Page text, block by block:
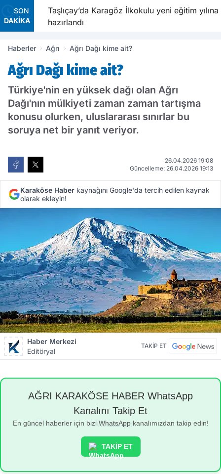
SON
DAKİKA
Taşlıçay’da Karagöz İlkokulu yeni eğitim yılına
hazırlandı
Haberler Ağrı Ağrı Dağı kime ait?
Ağrı Dağı kime ait?
Türkiye'nin en yüksek dağı olan Ağrı
Dağı'nın mülkiyeti zaman zaman tartışma
konusu olurken, uluslararası sınırlar bu
soruya net bir yanıt veriyor.
26.04.2026 19:08
Güncelleme: 26.04.2026 19:13
Karaköse Haber kaynağını Google'da tercih edilen kaynak
olarak ekleyin!
Haber Merkezi
Editöryal
TAKİP ET
AĞRI KARAKÖSE HABER WhatsApp
Kanalını Takip Et
En güncel haberler için bizi WhatsApp kanalımızdan takip edin!
TAKİP ET